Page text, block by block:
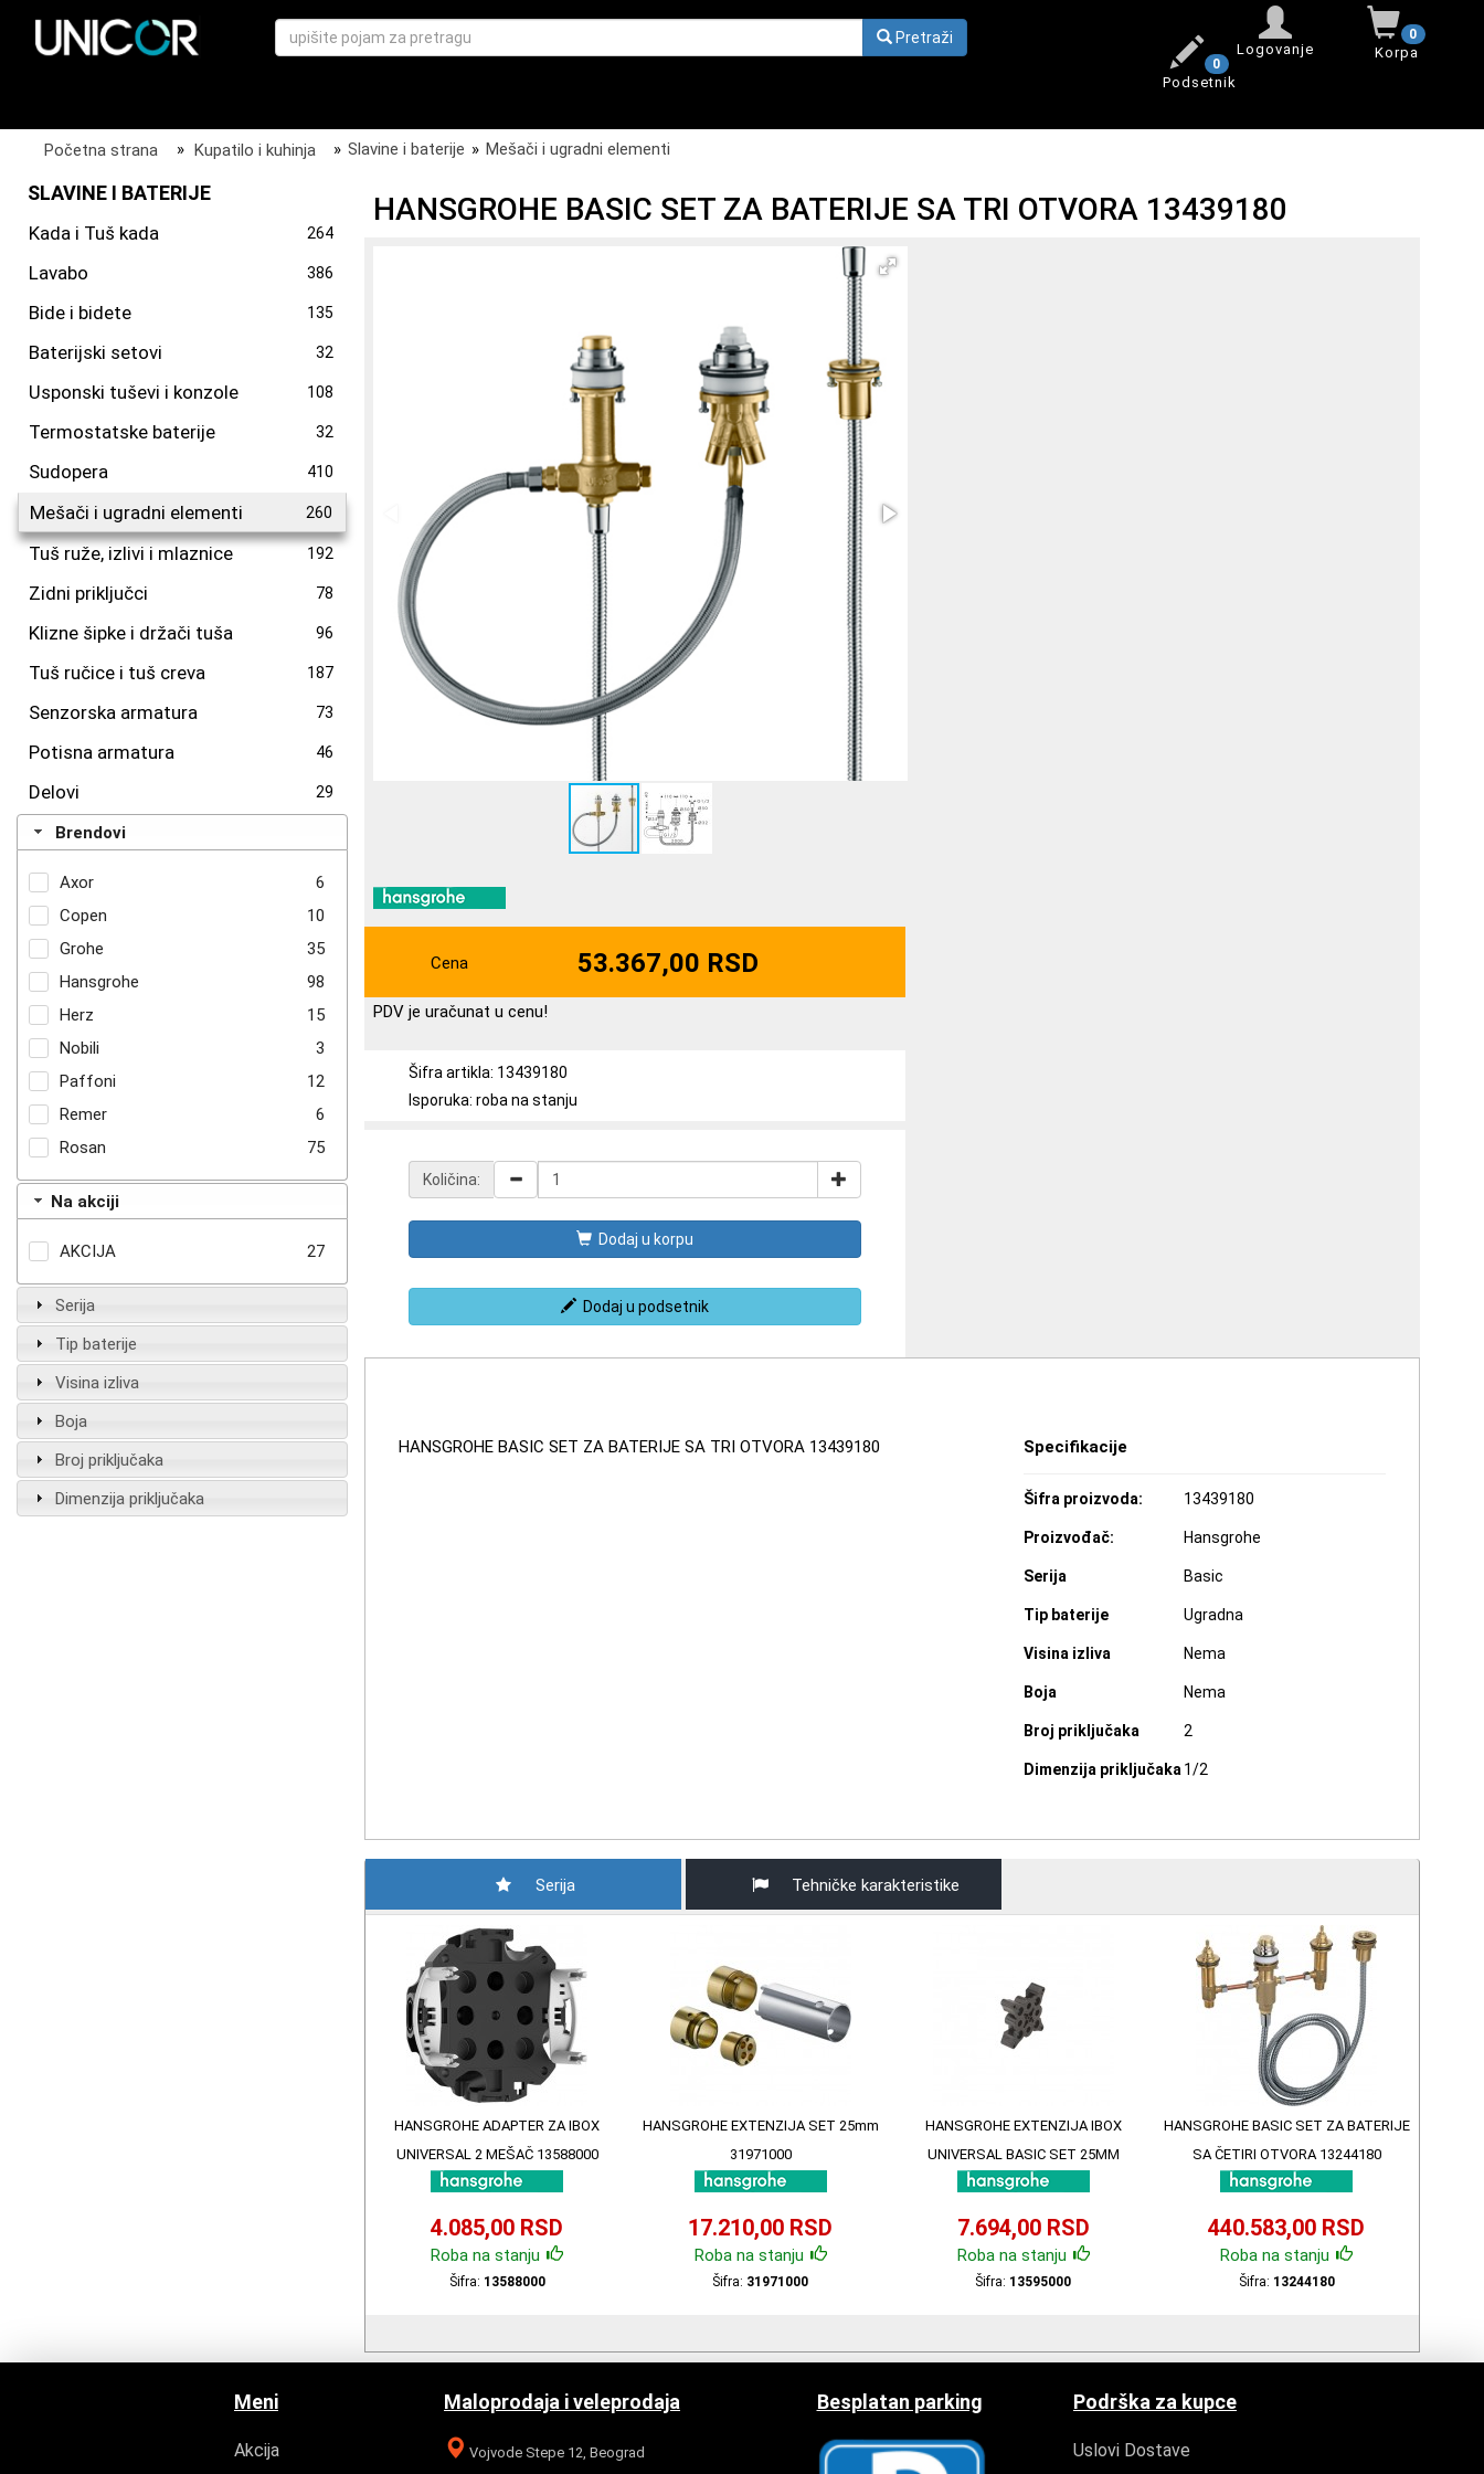
Pretraži 0
Korpa
Logovanje
0
Podsetnik
Početna strana » Kupatilo i kuhinja » Slavine i baterije » Mešači i ugradni elementi
SLAVINE I BATERIJE
Kada i Tuš kada 264
Lavabo 386
Bide i bidete 135
Baterijski setovi 32
Usponski tuševi i konzole 108
Termostatske baterije 32
Sudopera 410
Mešači i ugradni elementi 260
Tuš ruže, izlivi i mlaznice 192
Zidni priključci 78
Klizne šipke i držači tuša 96
Tuš ručice i tuš creva 187
Senzorska armatura 73
Potisna armatura 46
Delovi 29
Brendovi
Axor
6
Copen
10
Grohe
35
Hansgrohe
98
Herz
15
Nobili
3
Paffoni
12
Remer
6
Rosan
75
Na akciji
AKCIJA 27
Serija
Tip baterije
Visina izliva
Boja
Broj priključaka
Dimenzija priključaka
HANSGROHE BASIC SET ZA BATERIJE SA TRI OTVORA 13439180
Cena 53.367,00 RSD
PDV je uračunat u cenu!
Šifra artikla: 13439180
Isporuka: roba na stanju
Količina:
Dodaj u korpu
Dodaj u podsetnik
HANSGROHE BASIC SET ZA BATERIJE SA TRI OTVORA 13439180 Specifikacije
Šifra proizvoda: 13439180
Proizvođač: Hansgrohe
Serija Basic
Tip baterije Ugradna
Visina izliva Nema
Boja Nema
Broj priključaka 2
Dimenzija priključaka 1/2
Serija Tehničke karakteristike
HANSGROHE ADAPTER ZA IBOX
UNIVERSAL 2 MEŠAČ 13588000
4.085,00 RSD
Roba na stanju
Šifra: 13588000
HANSGROHE EXTENZIJA SET 25mm
31971000
17.210,00 RSD
Roba na stanju
Šifra: 31971000
HANSGROHE EXTENZIJA IBOX
UNIVERSAL BASIC SET 25MM
13595000
7.694,00 RSD
Roba na stanju
Šifra: 13595000
HANSGROHE BASIC SET ZA BATERIJE
SA ČETIRI OTVORA 13244180
440.583,00 RSD
Roba na stanju
Šifra: 13244180
Meni
Akcija
Maloprodaja i veleprodaja
Vojvode Stepe 12, Beograd
Besplatan parking Podrška za kupce
Uslovi Dostave